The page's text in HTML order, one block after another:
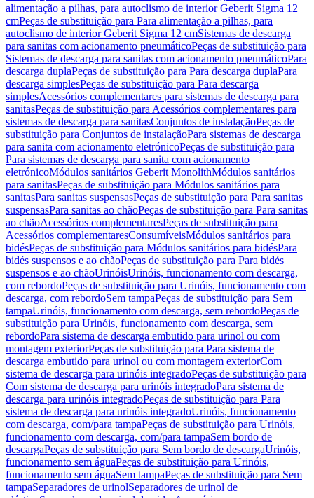
alimentação a pilhas, para autoclismo de interior Geberit Sigma 12
cmPeças de substituição para Para alimentação a pilhas, para
autoclismo de interior Geberit Sigma 12 cmSistemas de descarga
para sanitas com acionamento pneumáticoPeças de substituição para
Sistemas de descarga para sanitas com acionamento pneumáticoPara
descarga duplaPeças de substituição para Para descarga duplaPara
descarga simplesPeças de substituição para Para descarga
simplesAcessórios complementares para sistemas de descarga para
sanitasPeças de substituição para Acessórios complementares para
sistemas de descarga para sanitasConjuntos de instalaçãoPeças de
substituição para Conjuntos de instalaçãoPara sistemas de descarga
para sanita com acionamento eletrónicoPeças de substituição para
Para sistemas de descarga para sanita com acionamento
eletrónicoMódulos sanitários Geberit MonolithMódulos sanitários
para sanitasPeças de substituição para Módulos sanitários para
sanitasPara sanitas suspensasPeças de substituição para Para sanitas
suspensasPara sanitas ao chãoPeças de substituição para Para sanitas
ao chãoAcessórios complementaresPeças de substituição para
Acessórios complementaresConsumíveisMódulos sanitários para
bidésPeças de substituição para Módulos sanitários para bidésPara
bidés suspensos e ao chãoPeças de substituição para Para bidés
suspensos e ao chãoUrinóisUrinóis, funcionamento com descarga,
com rebordoPeças de substituição para Urinóis, funcionamento com
descarga, com rebordoSem tampaPeças de substituição para Sem
tampaUrinóis, funcionamento com descarga, sem rebordoPeças de
substituição para Urinóis, funcionamento com descarga, sem
rebordoPara sistema de descarga embutido para urinol ou com
montagem exteriorPeças de substituição para Para sistema de
descarga embutido para urinol ou com montagem exteriorCom
sistema de descarga para urinóis integradoPeças de substituição para
Com sistema de descarga para urinóis integradoPara sistema de
descarga para urinóis integradoPeças de substituição para Para
sistema de descarga para urinóis integradoUrinóis, funcionamento
com descarga, com/para tampaPeças de substituição para Urinóis,
funcionamento com descarga, com/para tampaSem bordo de
descargaPeças de substituição para Sem bordo de descargaUrinóis,
funcionamento sem águaPeças de substituição para Urinóis,
funcionamento sem águaSem tampaPeças de substituição para Sem
tampaSeparadores de urinolSeparadores de urinol de